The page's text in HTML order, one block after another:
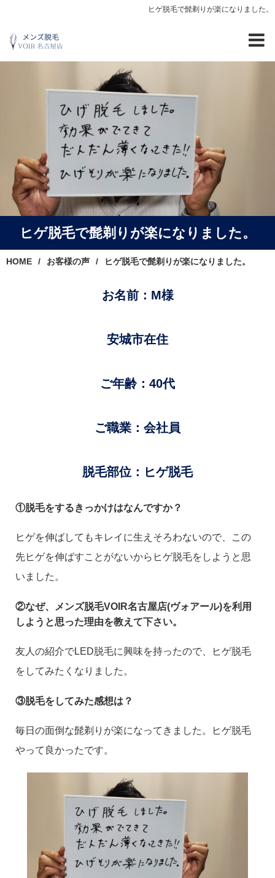
ヒゲ脱毛で髭剃りが楽になりました。
ヒゲ脱毛で髭剃りが楽になりました。
HOME お客様の声 ヒゲ脱毛で髭剃りが楽になりました。
お名前：M様
安城市在住
ご年齢：40代
ご職業：会社員
脱毛部位：ヒゲ脱毛
①脱毛をするきっかけはなんですか？
ヒゲを伸ばしてもキレイに生えそろわないので、この
先ヒゲを伸ばすことがないからヒゲ脱毛をしようと思
いました。
②なぜ、メンズ脱毛VOIR名古屋店(ヴォアール)を利用
しようと思った理由を教えて下さい。
友人の紹介でLED脱毛に興味を持ったので、ヒゲ脱毛
をしてみたくなりました。
③脱毛をしてみた感想は？
毎日の面倒な髭剃りが楽になってきました。ヒゲ脱毛
やって良かったです。